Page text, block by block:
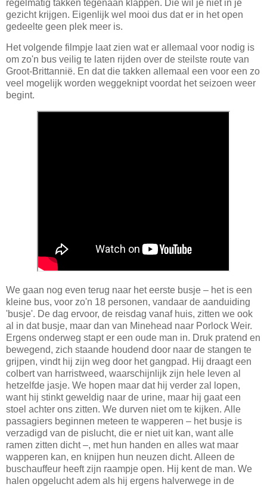
regelmatig takken tegenaan klappen. Die wil je niet in je
gezicht krijgen. Eigenlijk wel mooi dus dat er in het open
gedeelte geen plek meer is.
Het volgende filmpje laat zien wat er allemaal voor nodig is
om zo'n bus veilig te laten rijden over de steilste route van
Groot-Brittannië. En dat die takken allemaal een voor een zo
veel mogelijk worden weggeknipt voordat het seizoen weer
begint.
We gaan nog even terug naar het eerste busje – het is een
kleine bus, voor zo'n 18 personen, vandaar de aanduiding
'busje'. De dag ervoor, de reisdag vanaf huis, zitten we ook
al in dat busje, maar dan van Minehead naar Porlock Weir.
Ergens onderweg stapt er een oude man in. Druk pratend en
bewegend, zich staande houdend door naar de stangen te
grijpen, vindt hij zijn weg door het gangpad. Hij draagt een
colbert van harristweed, waarschijnlijk zijn hele leven al
hetzelfde jasje. We hopen maar dat hij verder zal lopen,
want hij stinkt geweldig naar de urine, maar hij gaat een
stoel achter ons zitten. We durven niet om te kijken. Alle
passagiers beginnen meteen te wapperen – het busje is
verzadigd van de pislucht, die er niet uit kan, want alle
ramen zitten dicht –, met hun handen en alles wat maar
wapperen kan, en knijpen hun neuzen dicht. Alleen de
buschauffeur heeft zijn raampje open. Hij kent de man. We
halen opgelucht adem als hij ergens halverwege in de